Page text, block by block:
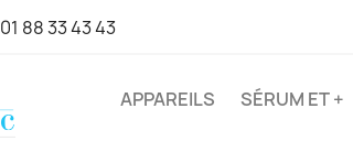
01 88 33 43 43
APPAREILS SÉRUM ET +